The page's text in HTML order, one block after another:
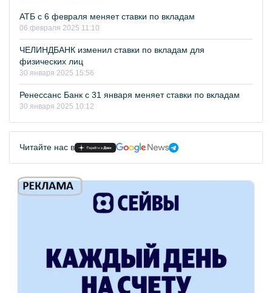
АТБ с 6 февраля меняет ставки по вкладам
06 февраля 2025 11:10
ЧЕЛИНДБАНК изменил ставки по вкладам для
физических лиц
30 января 2025 15:56
Ренессанс Банк с 31 января меняет ставки по вкладам
30 января 2025 10:12
Читайте нас в